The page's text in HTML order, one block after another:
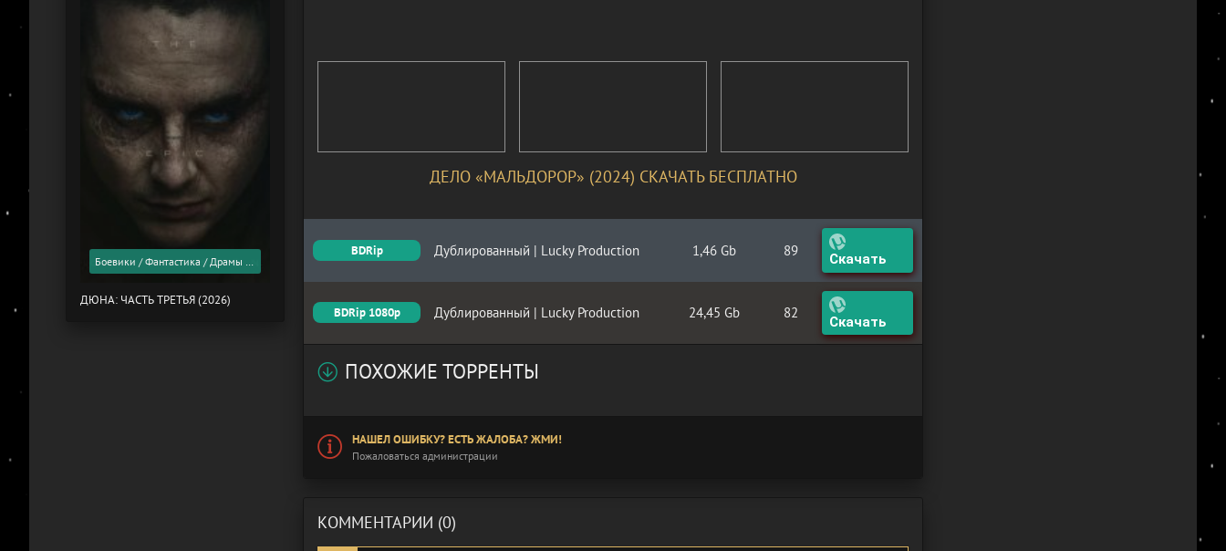
ДЕЛО «МАЛЬДОРОР» (2024) СКАЧАТЬ БЕСПЛАТНО
BDRip Дублированный | Lucky Production 1,46 Gb 89 Скачать
BDRip 1080p Дублированный | Lucky Production 24,45 Gb 82 Скачать
ПОХОЖИЕ ТОРРЕНТЫ
НАШЕЛ ОШИБКУ? ЕСТЬ ЖАЛОБА? ЖМИ!
Пожаловаться администрации
КОММЕНТАРИИ (0)
Боевики / Фантастика / Драмы / Фильмы 2026 года / Скоро в кино
ДЮНА: ЧАСТЬ ТРЕТЬЯ (2026)